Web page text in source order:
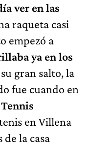
ver en las
raqueta casi
empezó a
ya en los
gran salto, la
fue cuando en
en Villena
de la casa